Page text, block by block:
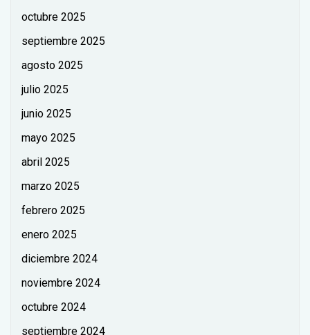
octubre 2025
septiembre 2025
agosto 2025
julio 2025
junio 2025
mayo 2025
abril 2025
marzo 2025
febrero 2025
enero 2025
diciembre 2024
noviembre 2024
octubre 2024
septiembre 2024